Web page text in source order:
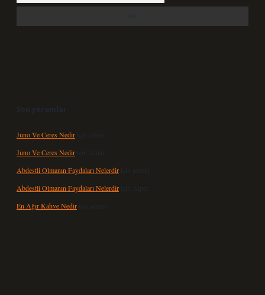
Son yorumlar
Juno Ve Ceres Nedir için
admin
Juno Ve Ceres Nedir için Altan
Abdestli Olmanın Faydaları Nelerdir için
admin
Abdestli Olmanın Faydaları Nelerdir için Alper
En Ağır Kahve Nedir için admin